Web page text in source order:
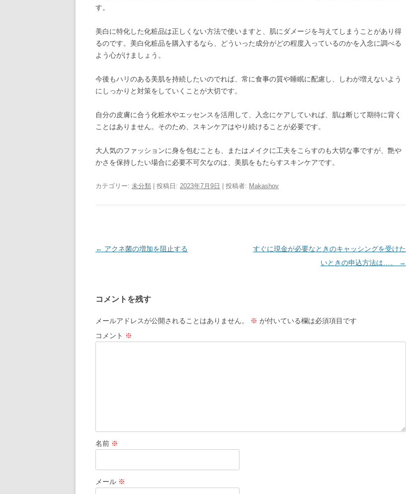
す。
美白に特化した化粧品は正しくない方法で使いますと、肌にダメージを与えてしまうことがあり得
るのです。美白化粧品を購入するなら、どういった成分がどの程度入っているのかを入念に調べる
よう心がけましょう。
今後もハリのある美肌を持続したいのでれば、常に食事の質や睡眠に配慮し、しわが増えないよう
にしっかりと対策をしていくことが大切です。
自分の皮膚に合う化粧水やエッセンスを活用して、入念にケアしていれば、肌は断じて期待に背く
ことはありません。そのため、スキンケアはやり続けることが必要です。
大人気のファッションに身を包むことも、またはメイクに工夫をこらすのも大切な事ですが、艶や
かさを保持したい場合に必要不可欠なのは、美肌をもたらすスキンケアです。
カテゴリー: 未分類 | 投稿日: 2023年7月9日 投稿者: Makashov
投
ゲ
ー
シ
← アクネ菌の増加を阻止する
すぐに現金が必要なときのキャッシングを受けた
いときの申込方法は…。
→
コメントを残す
メールアドレスが公開されることはありません。 ※ が付いている欄は必須項目です
コメント ※
名前 ※
メール ※